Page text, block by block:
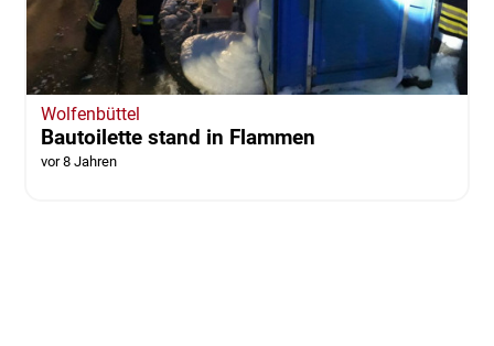
Wolfenbüttel
Bautoilette stand in Flammen
vor 8 Jahren